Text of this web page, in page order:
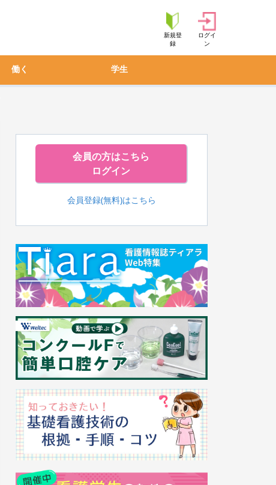
新規登
録
ログイ
ン
働く 学生
会員の方はこちら
ログイン
会員登録(無料)はこちら